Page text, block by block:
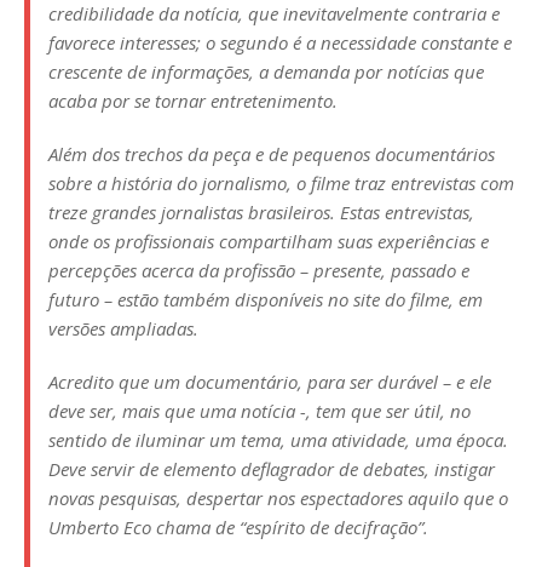
credibilidade da notícia, que inevitavelmente contraria e
favorece interesses; o segundo é a necessidade constante e
crescente de informações, a demanda por notícias que
acaba por se tornar entretenimento.
Além dos trechos da peça e de pequenos documentários
sobre a história do jornalismo, o filme traz entrevistas com
treze grandes jornalistas brasileiros. Estas entrevistas,
onde os profissionais compartilham suas experiências e
percepções acerca da profissão – presente, passado e
futuro – estão também disponíveis no site do filme, em
versões ampliadas.
Acredito que um documentário, para ser durável – e ele
deve ser, mais que uma notícia -, tem que ser útil, no
sentido de iluminar um tema, uma atividade, uma época.
Deve servir de elemento deflagrador de debates, instigar
novas pesquisas, despertar nos espectadores aquilo que o
Umberto Eco chama de “espírito de decifração”.